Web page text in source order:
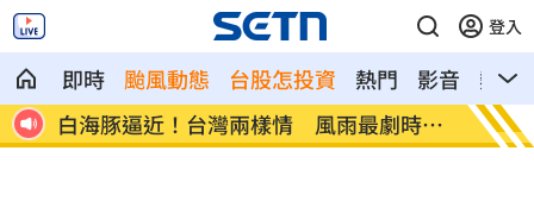
登入
即時 颱風動態 台股怎投資 熱門 影音
熱搜
實
白海豚逼近！台灣兩樣情 風雨最劇時間
曝
陳時
句